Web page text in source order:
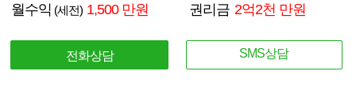
월수익 (세전) 1,500 만원 권리금 2억2천 만원
전화상담 SMS상담